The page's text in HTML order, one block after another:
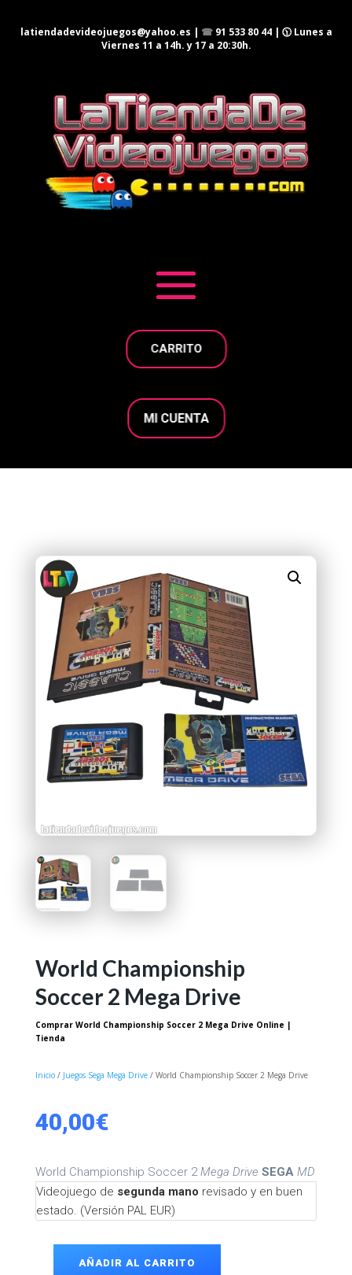
latiendadevideojuegos@yahoo.es | ☎ 91 533 80 44| 🕦 Lunes a
Viernes 11 a 14h. y 17 a 20:30h.
CARRITO
MI CUENTA
World Championship
Soccer 2 Mega Drive
Comprar World Championship Soccer 2 Mega Drive Online |
Tienda
Inicio/ Juegos Sega Mega Drive/ World Championship Soccer 2 Mega Drive
40,00€
World Championship Soccer 2 Mega Drive SEGA MD
Videojuego de segunda mano revisado y en buen
estado. (Versión PAL EUR)
AÑADIR AL CARRITO